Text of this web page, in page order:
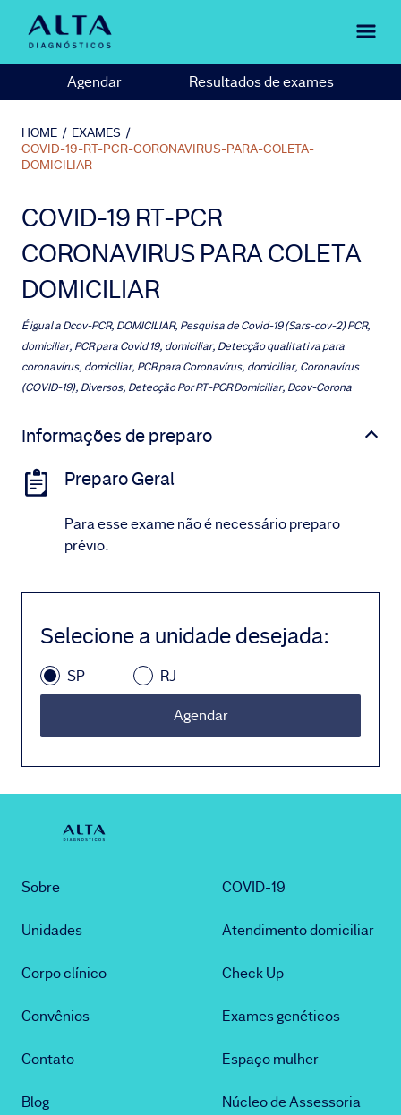
Agendar Resultados de exames
HOME / EXAMES /
COVID-19-RT-PCR-CORONAVIRUS-PARA-COLETA-
DOMICILIAR
COVID-19 RT-PCR
CORONAVIRUS PARA COLETA
DOMICILIAR
É igual aDcov-PCR, DOMICILIAR, Pesquisa de Covid-19 (Sars-cov-2) PCR,
domiciliar, PCR para Covid 19, domiciliar, Detecção qualitativa para
coronavírus, domiciliar, PCR para Coronavírus, domiciliar, Coronavírus
(COVID-19), Diversos, Detecção Por RT-PCR Domiciliar, Dcov-Corona
Informações de preparo
Preparo Geral
Para esse exame não é necessário preparo
prévio.
Selecione a unidade desejada:
SP RJ
Agendar
Sobre
Unidades
Corpo clínico
Convênios
Contato
Blog
COVID-19
Atendimento domiciliar
Check Up
Exames genéticos
Espaço mulher
Núcleo de Assessoria